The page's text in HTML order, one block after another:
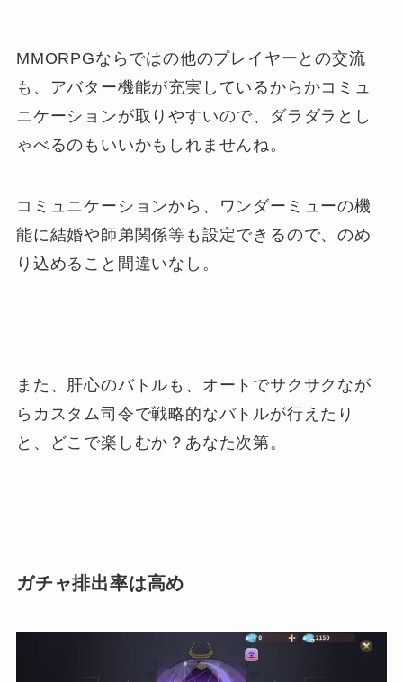
MMORPGならではの他のプレイヤーとの交流
も、アバター機能が充実しているからかコミュ
ニケーションが取りやすいので、ダラダラとし
ゃべるのもいいかもしれませんね。
コミュニケーションから、ワンダーミューの機
能に結婚や師弟関係等も設定できるので、のめ
り込めること間違いなし。
また、肝心のバトルも、オートでサクサクなが
らカスタム司令で戦略的なバトルが行えたり
と、どこで楽しむか？あなた次第。
ガチャ排出率は高め